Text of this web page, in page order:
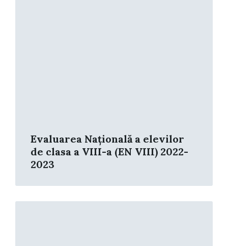
Evaluarea Națională a elevilor
de clasa a VIII-a (EN VIII) 2022-
2023
Read